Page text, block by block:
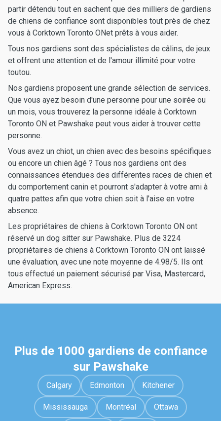
partir détendu tout en sachent que des milliers de gardiens
de chiens de confiance sont disponibles tout près de chez
vous à Corktown Toronto ONet prêts à vous aider.
Tous nos gardiens sont des spécialistes de câlins, de jeux
et offrent une attention et de l'amour illimité pour votre
toutou.
Nos gardiens proposent une grande sélection de services.
Que vous ayez besoin d'une personne pour une soirée ou
un mois, vous trouverez la personne idéale à Corktown
Toronto ON et Pawshake peut vous aider à trouver cette
personne.
Vous avez un chiot, un chien avec des besoins spécifiques
ou encore un chien âgé ? Tous nos gardiens ont des
connaissances étendues des différentes races de chien et
du comportement canin et pourront s'adapter à votre ami à
quatre pattes afin que votre chien soit à l'aise en votre
absence.
Les propriétaires de chiens à Corktown Toronto ON ont
réservé un dog sitter sur Pawshake. Plus de 3224
propriétaires de chiens à Corktown Toronto ON ont laissé
une évaluation, avec une note moyenne de 4.98/5. Ils ont
tous effectué un paiement sécurisé par Visa, Mastercard,
American Express.
Plus de 1000 gardiens de confiance
sur Pawshake
Calgary Edmonton Kitchener
Mississauga Montréal Ottawa